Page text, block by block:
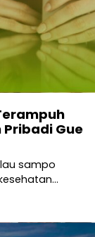
Pribadi Gue
sampo